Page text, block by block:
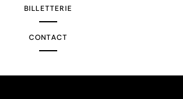
BILLETTERIE
CONTACT